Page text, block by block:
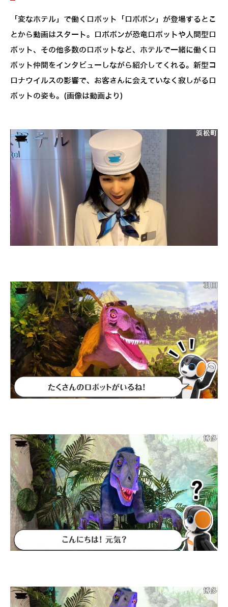
「変なホテル」で働くロボット「ロボボン」が登場するとこ
とから動画はスタート。ロボボンが恐竜ロボットや人間型ロ
ボット、その他多数のロボットなど、ホテルで一緒に働くロ
ボット仲間をインタビューしながら紹介してくれる。新型コ
ロナウイルスの影響で、お客さんに会えていなく寂しがるロ
ボットの姿も。(画像は動画より)